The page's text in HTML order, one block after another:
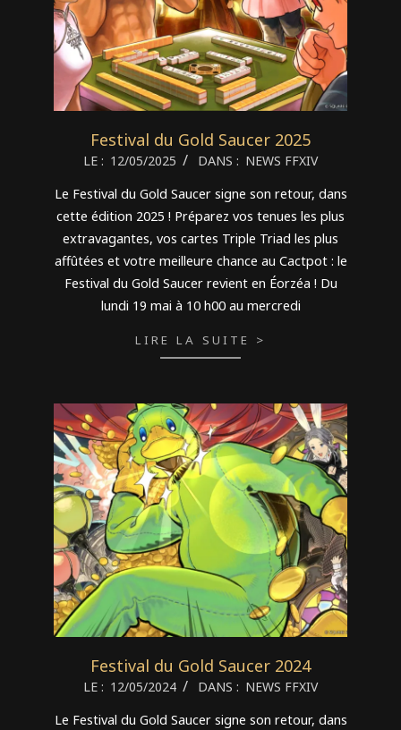
Festival du Gold Saucer 2025
2025-LE : 12/05/2025 DANS : NEWS FFXIV
Le Festival du Gold Saucer signe son retour, dans
cette édition 2025 ! Préparez vos tenues les plus
extravagantes, vos cartes Triple Triad les plus
affûtées et votre meilleure chance au Cactpot : le
Festival du Gold Saucer revient en Éorzéa ! Du
lundi 19 mai à 10 h00 au mercredi
LIRE LA SUITE >
Festival du Gold Saucer 2024
2024-LE : 12/05/2024 DANS : NEWS FFXIV
Le Festival du Gold Saucer signe son retour, dans